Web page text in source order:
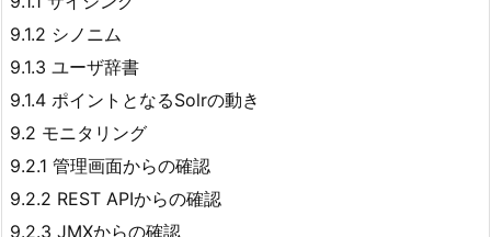
9.1.2 シノニム
9.1.3 ユーザ辞書
9.1.4 ポイントとなるSolrの動き
9.2 モニタリング
9.2.1 管理画面からの確認
9.2.2 REST APIからの確認
9.2.3 JMXからの確認